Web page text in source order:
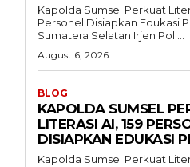
Kapolda Sumsel Perkuat
Personel Disiapkan Edukasi Pelajar
Sumatera Selatan Irjen Pol....
August 6, 2026
BLOG
KAPOLDA SUMSEL
LITERASI AI, 159
DISIAPKAN EDUKASI
Kapolda Sumsel Perkuat